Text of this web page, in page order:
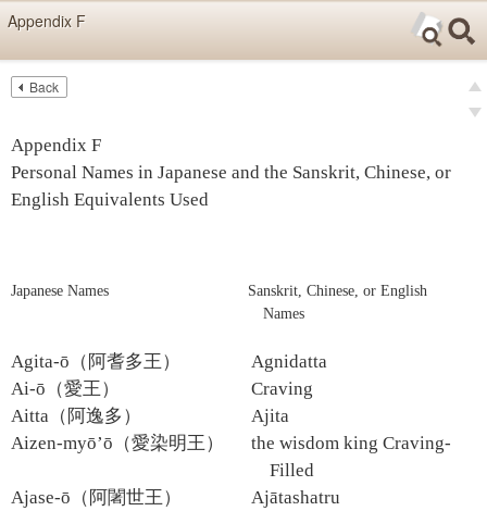
Skip items for smartphones (Press Enter).
Appendix F
Back
Appendix F
Personal Names in Japanese and the Sanskrit, Chinese, or
English Equivalents Used
Japanese Names
Sanskrit, Chinese, or English
Names
Agita-ō（阿耆多王）
Agnidatta
Ai-ō（愛王）
Craving
Aitta（阿逸多）
Ajita
Aizen-myō’ō（愛染明王）
the wisdom king Craving-
Filled
Ajase-ō（阿闍世王）
Ajātashatru